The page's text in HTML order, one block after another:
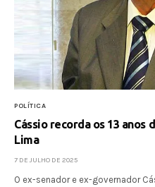
POLÍTICA
Cássio recorda os 13 anos
Lima
7 DE JULHO DE 2025
O ex-senador e ex-governador